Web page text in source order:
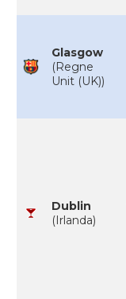
Glasgow
(Regne
Unit (UK))
Dublin
(Irlanda)